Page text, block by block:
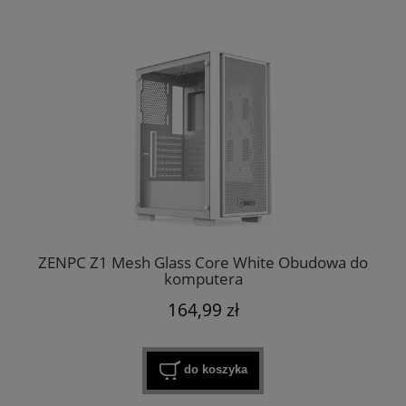
ZENPC Z1 Mesh Glass Core White Obudowa do
komputera
164,99 zł
do koszyka